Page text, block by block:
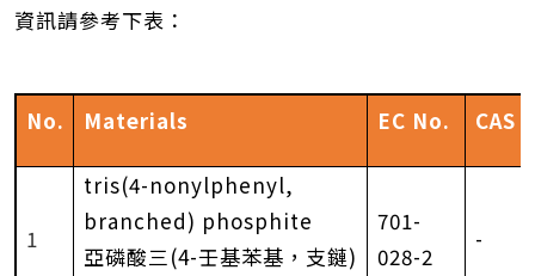
資訊請參考下表：
No. Materials EC No. CAS
1
tris(4-nonylphenyl,
branched) phosphite
亞磷酸三(4-壬基苯基，支鏈)
701-
028-2
-